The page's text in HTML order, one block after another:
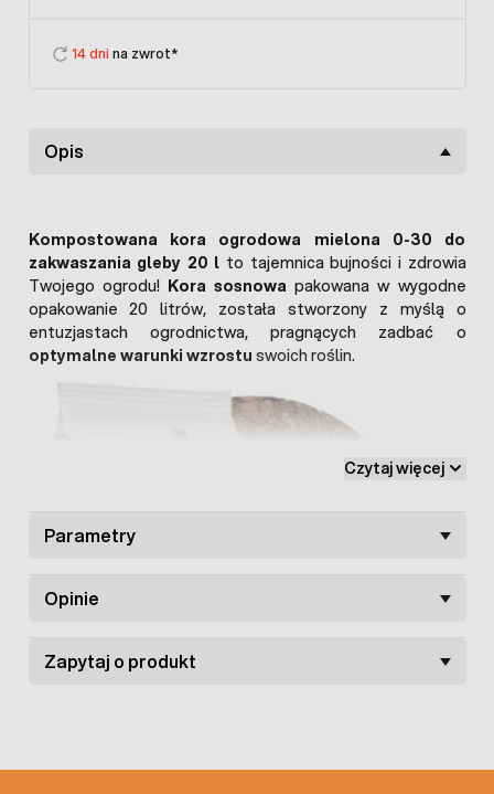
14 dni na zwrot*
Opis
Kompostowana kora ogrodowa mielona 0-30 do
zakwaszania gleby 20 l to tajemnica bujności i zdrowia
Twojego ogrodu! Kora sosnowa pakowana w wygodne
opakowanie 20 litrów, została stworzony z myślą o
entuzjastach ogrodnictwa, pragnących zadbać o
optymalne warunki wzrostu swoich roślin.
Czytaj więcej
Parametry
Opinie
Zapytaj o produkt